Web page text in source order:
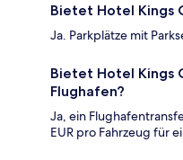
Bietet Hotel Kings
Ja. Parkplätze mit
Bietet Hotel Kings
Flughafen?
Ja, ein
EUR pro Fahrzeug für